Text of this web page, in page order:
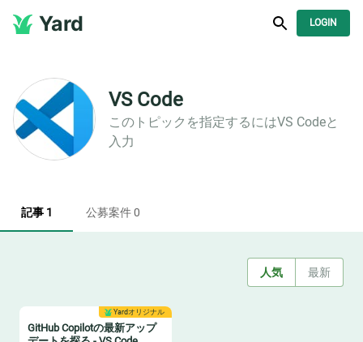
Yard LOGIN
VS Code
このトピックを指定するにはVS Codeと
入力
記事 1 公募案件 0
人気 最新
Yardオリジナル
GitHub Copilotの最新アップ